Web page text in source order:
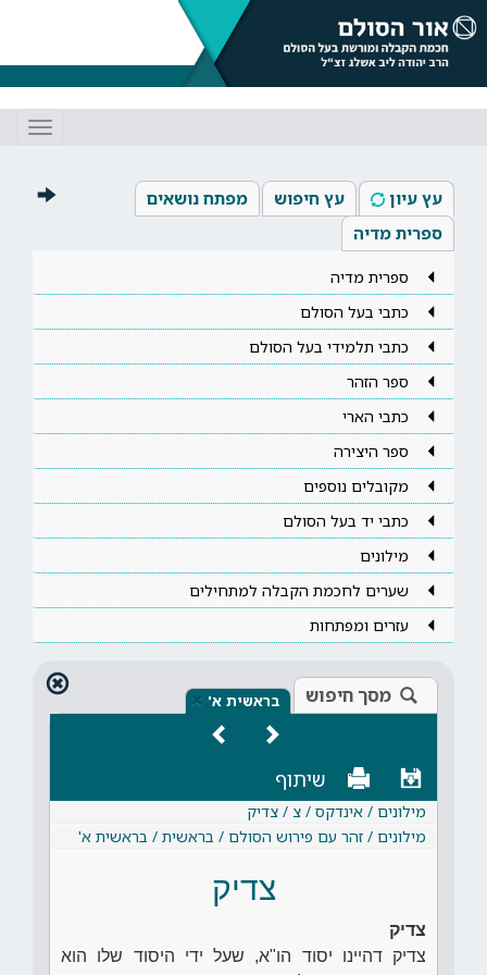
עץ עיון עץ חיפוש
מפתח נושאים
ספרית מדיה
ספרית מדיה
כתבי בעל הסולם
כתבי תלמידי בעל הסולם
ספר הזהר
כתבי הארי
ספר היצירה
מקובלים נוספים
כתבי יד בעל הסולם
מילונים
שערים לחכמת הקבלה למתחילים
עזרים ומפתחות
מסך חיפוש בראשית א' ×
שיתוף
מילונים / אינדקס / צ / צדיק
מילונים / זהר עם פירוש הסולם / בראשית / בראשית א'
צדיק
צדיק
צדיק דהיינו יסוד הו"א, שעל ידי היסוד שלו הוא